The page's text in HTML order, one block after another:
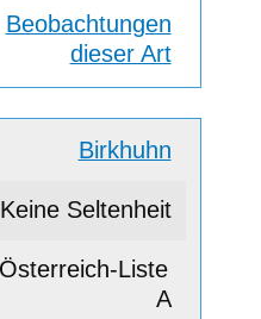
Beobachtungen
dieser Art
Birkhuhn
Keine Seltenheit
A